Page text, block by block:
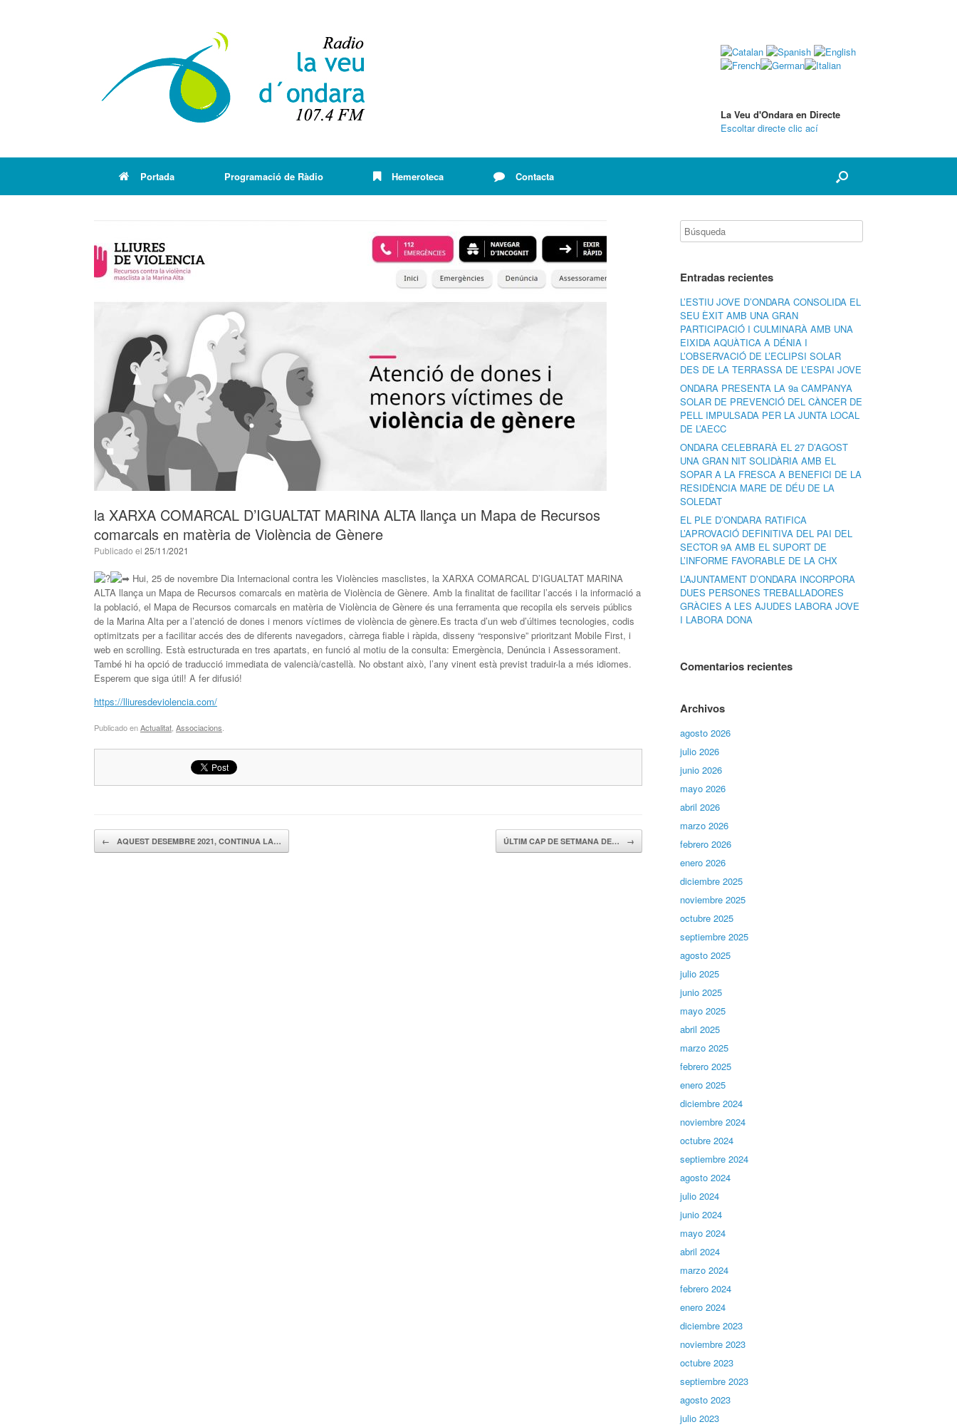
La Veu d'Ondara en Directe
Escoltar directe clic ací
Portada Programació de Ràdio Hemeroteca Contacta
la XARXA COMARCAL D’IGUALTAT MARINA ALTA llança un Mapa de Recursos
comarcals en matèria de Violència de Gènere
Publicado el 25/11/2021
Hui, 25 de novembre Dia Internacional contra les Violències masclistes, la XARXA COMARCAL D’IGUALTAT MARINA
ALTA llança un Mapa de Recursos comarcals en matèria de Violència de Gènere. Amb la finalitat de facilitar l’accés i la informació a
la població, el Mapa de Recursos comarcals en matèria de Violència de Gènere és una ferramenta que recopila els serveis públics
de la Marina Alta per a l’atenció de dones i menors víctimes de violència de gènere.Es tracta d’un web d’últimes tecnologies, codis
optimitzats per a facilitar accés des de diferents navegadors, càrrega fiable i ràpida, disseny “responsive” prioritzant Mobile First, i
web en scrolling. Està estructurada en tres apartats, en funció al motiu de la consulta: Emergència, Denúncia i Assessorament.
També hi ha opció de traducció immediata de valencià/castellà. No obstant això, l’any vinent està previst traduir-la a més idiomes.
Esperem que siga útil! A fer difusió!
https://lliuresdeviolencia.com/
Publicado enActualitat Associacions
Navegador de artículos
← AQUEST DESEMBRE 2021, CONTINUA LA… ÚLTIM CAP DE SETMANA DE… →
Entradas recientes
L’ESTIU JOVE D’ONDARA CONSOLIDA EL
SEU ÈXIT AMB UNA GRAN
PARTICIPACIÓ I CULMINARÀ AMB UNA
EIXIDA AQUÀTICA A DÉNIA I
L’OBSERVACIÓ DE L’ECLIPSI SOLAR
DES DE LA TERRASSA DE L’ESPAI JOVE
ONDARA PRESENTA LA 9a CAMPANYA
SOLAR DE PREVENCIÓ DEL CÀNCER DE
PELL IMPULSADA PER LA JUNTA LOCAL
DE L’AECC
ONDARA CELEBRARÀ EL 27 D’AGOST
UNA GRAN NIT SOLIDÀRIA AMB EL
SOPAR A LA FRESCA A BENEFICI DE LA
RESIDÈNCIA MARE DE DÉU DE LA
SOLEDAT
EL PLE D’ONDARA RATIFICA
L’APROVACIÓ DEFINITIVA DEL PAI DEL
SECTOR 9A AMB EL SUPORT DE
L’INFORME FAVORABLE DE LA CHX
L’AJUNTAMENT D’ONDARA INCORPORA
DUES PERSONES TREBALLADORES
GRÀCIES A LES AJUDES LABORA JOVE
I LABORA DONA
Comentarios recientes
Archivos
agosto 2026
julio 2026
junio 2026
mayo 2026
abril 2026
marzo 2026
febrero 2026
enero 2026
diciembre 2025
noviembre 2025
octubre 2025
septiembre 2025
agosto 2025
julio 2025
junio 2025
mayo 2025
abril 2025
marzo 2025
febrero 2025
enero 2025
diciembre 2024
noviembre 2024
octubre 2024
septiembre 2024
agosto 2024
julio 2024
junio 2024
mayo 2024
abril 2024
marzo 2024
febrero 2024
enero 2024
diciembre 2023
noviembre 2023
octubre 2023
septiembre 2023
agosto 2023
julio 2023